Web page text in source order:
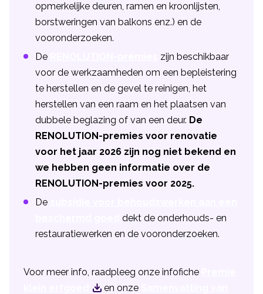
opmerkelijke deuren, ramen en kroonlijsten,
borstweringen van balkons enz.) en de
vooronderzoeken.
De
zijn beschikbaar
voor de werkzaamheden om een bepleistering
te herstellen en de gevel te reinigen, het
herstellen van een raam en het plaatsen van
dubbele beglazing of van een deur. De
RENOLUTION-premies voor renovatie
voor het jaar 2026 zijn nog niet bekend en
we hebben geen informatie over de
RENOLUTION-premies voor 2025.
De
dekt de onderhouds- en
restauratiewerken en de vooronderzoeken.
Voor meer info, raadpleeg onze infofiche
en onze